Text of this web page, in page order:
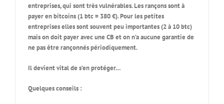
entreprises, qui sont très vulnérables. Les rançons sont à
payer en bitcoins (1 btc = 380 €). Pour les petites
entreprises elles sont souvent peu importantes (2 à 10 btc)
mais on doit payer avec une CB et on n’a aucune garantie de
ne pas être rançonnés périodiquement.
Il devient vital de s’en protéger…
Quelques conseils :